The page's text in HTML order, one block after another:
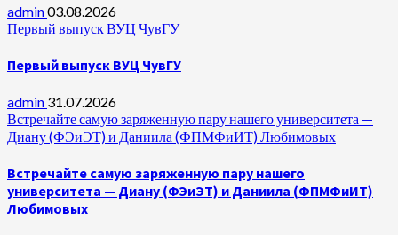
admin03.08.2026
Первый выпуск ВУЦ ЧувГУ
Первый выпуск ВУЦ ЧувГУ
admin 31.07.2026
Встречайте самую заряженную пару нашего университета —
Диану (ФЭиЭТ) и Даниила (ФПМФиИТ) Любимовых
Встречайте самую заряженную пару нашего
университета — Диану (ФЭиЭТ) и Даниила (ФПМФиИТ)
Любимовых